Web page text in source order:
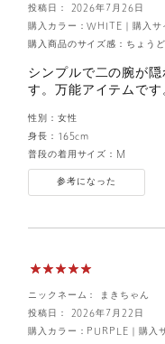
投稿日： 2026年7月26日
購入サ
購入カラー：WHITE
購入商品のサイズ感： ちょう
シンプルで二の腕が
す。万能アイテムです
性別： 女性
身長： 165cm
普段の着用サイズ： M
参考になった
ニックネーム： まきちゃん
投稿日： 2026年7月22日
購入
購入カラー：PURPLE